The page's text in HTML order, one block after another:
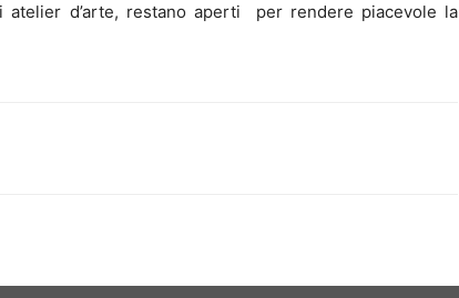
d’arte, restano aperti per rendere piacevole la